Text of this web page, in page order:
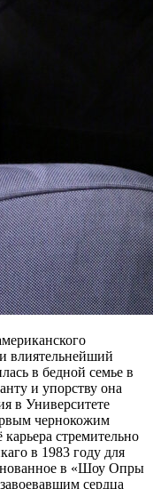
влиятельнейший
в бедной семье в
и упорству она
в Университете
чернокожим
стремительно
в 1983 году для
в «Шоу Опры
сердца